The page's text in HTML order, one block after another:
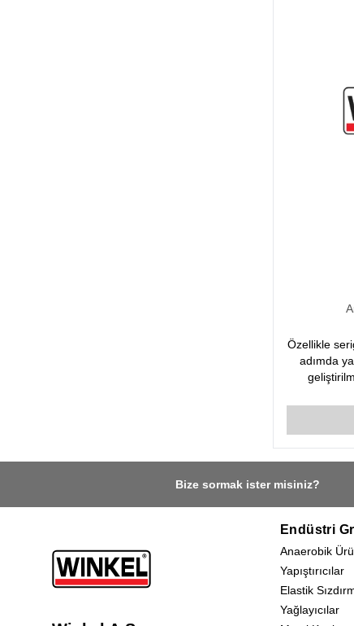
Özellikle
adımda
Bize sormak ister misiniz?
Endüstri
Anaerobik
Yapıştırıcılar
Elastik
Yağlayıcılar